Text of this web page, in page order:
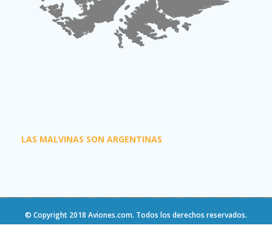
LAS MALVINAS SON ARGENTINAS
© Copyright 2018 Aviones.com. Todos los derechos reservados.